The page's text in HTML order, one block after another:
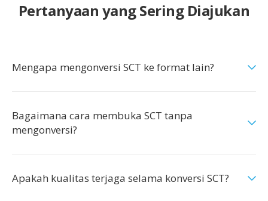
Pertanyaan yang Sering Diajukan
Mengapa mengonversi SCT ke format lain?
Bagaimana cara membuka SCT tanpa
mengonversi?
Apakah kualitas terjaga selama konversi SCT?